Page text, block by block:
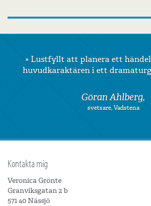
» Lustfyllt att planera ett
huvudkaraktären i ett
Göran Ahlberg,
svetsare, Vadstena
Kontakta mig
Veronica Grönte
Granviksgatan 2 b
571 40 Nässjö